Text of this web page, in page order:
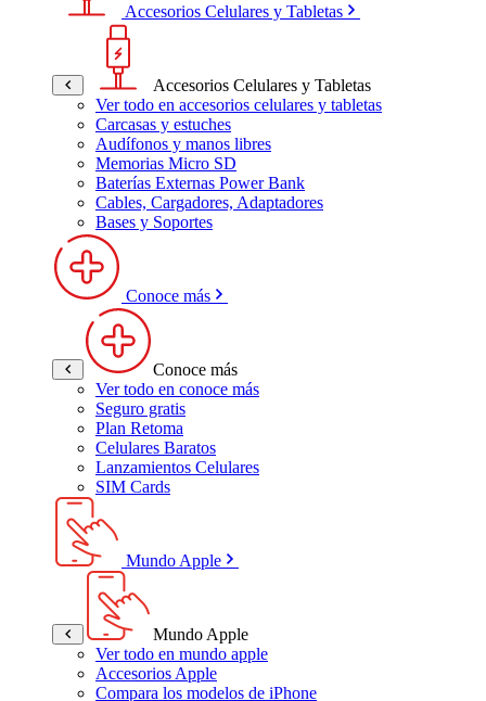
Accesorios Celulares y Tabletas
Accesorios Celulares y Tabletas
Ver todo en accesorios celulares y tabletas
Carcasas y estuches
Audífonos y manos libres
Memorias Micro SD
Baterías Externas Power Bank
Cables, Cargadores, Adaptadores
Bases y Soportes
Conoce más
Conoce más
Ver todo en conoce más
Seguro gratis
Plan Retoma
Celulares Baratos
Lanzamientos Celulares
SIM Cards
Mundo Apple
Mundo Apple
Ver todo en mundo apple
Accesorios Apple
Compara los modelos de iPhone